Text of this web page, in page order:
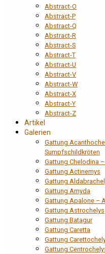
Abstract-O
Abstract-P
Abstract-Q
Abstract-R
Abstract-S
Abstract-T
Abstract-U
Abstract-V
Abstract-W
Abstract-X
Abstract-Y
Abstract-Z
Artikel
Galerien
Gattung
Sumpfschildkröten
Gattung Chelodina
Gattung Actinemys
Gattung
Gattung Amyda
Gattung Apalone –
Gattung Astrochelys
Gattung Batagur
Gattung Caretta
Gattung
Gattung